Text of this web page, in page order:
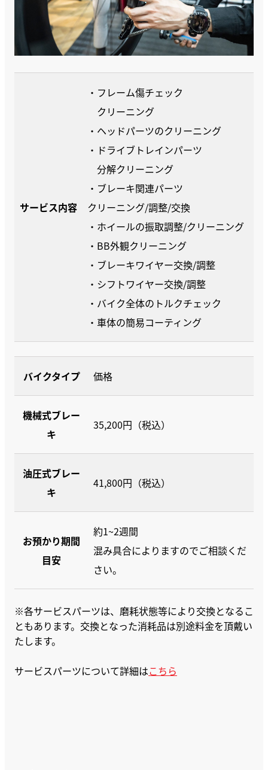
サービス内容
・フレーム傷チェック
クリーニング
・ヘッドパーツのクリーニング
・ドライブトレインパーツ
分解クリーニング
・ブレーキ関連パーツ
クリーニング/調整/交換
・ホイールの振取調整/クリーニング
・BB外観クリーニング
・ブレーキワイヤー交換/調整
・シフトワイヤー交換/調整
・バイク全体のトルクチェック
・車体の簡易コーティング
バイクタイプ 価格
機械式ブレー
キ
35,200円（税込）
油圧式ブレー
キ
41,800円（税込）
お預かり期間
目安
約1~2週間
混み具合によりますのでご相談くだ
さい。
※各サービスパーツは、磨耗状態等により交換となるこ
ともあります。交換となった消耗品は別途料金を頂戴い
たします。
サービスパーツについて詳細はこちら